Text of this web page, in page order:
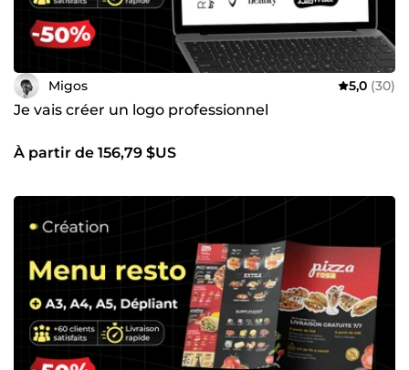
Migos 5,0 (30)
Je vais créer un logo professionnel
À partir de 156,79 $US